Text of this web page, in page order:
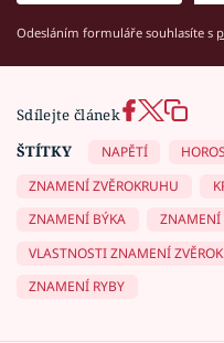
Odesláním formuláře souhlasíte s
Sdílejte článek
ŠTÍTKY
NAPĚTÍ
ZNAMENÍ ZVĚROKRUHU
ZNAMENÍ BÝKA
ZNAMENÍ
VLASTNOSTI ZNAMENÍ
ZNAMENÍ RYBY